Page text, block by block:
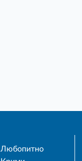
Любопитно